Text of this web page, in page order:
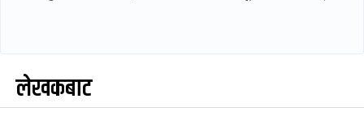
लेखकबाट